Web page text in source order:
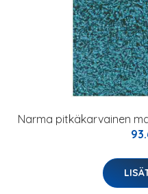
Narma pitkäkarvainen